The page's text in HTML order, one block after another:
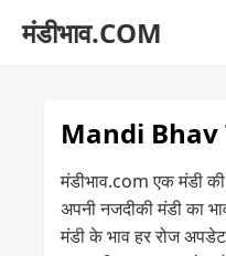
मंडीभाव.COM
Mandi Bhav
मंडीभाव.com एक मंडी
अपनी नजदीकी मंडी का
मंडी के भाव हर रोज